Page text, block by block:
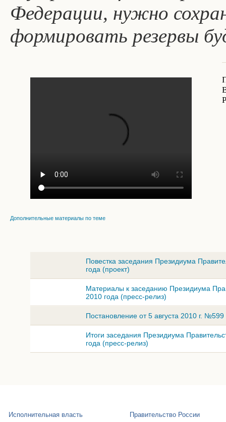
Федерации, нужно
формировать резервы
Дополнительные материалы по теме
Повестка заседания Президиума
года (проект)
Материалы к заседанию Президиума
2010 года (пресс-релиз)
Постановление от 5 августа 2010 г. №599
Итоги заседания Президиума
года (пресс-релиз)
Исполнительная власть Правительство России